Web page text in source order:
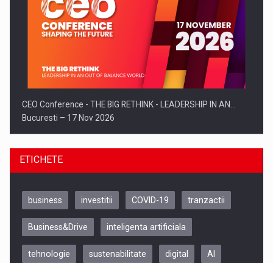
CEO Conference - THE BIG RETHINK - LEADERSHIP IN AN…
Bucuresti – 17 Nov 2026
ETICHETE
business investitii COVID-19 tranzactii
Business&Drive inteligenta artificiala
tehnologie sustenabilitate digital AI